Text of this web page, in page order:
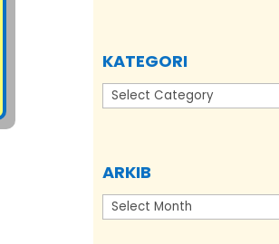
KATEGORI
Kategori
ARKIB
Arkib